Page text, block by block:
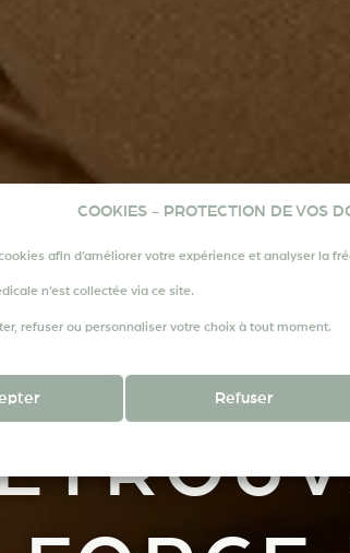
COOKIES - PROTECTION DE VOS
afin d’améliorer votre expérience et analyser la
n’est collectée via ce site.
refuser ou personnaliser votre choix à tout moment.
Refuser